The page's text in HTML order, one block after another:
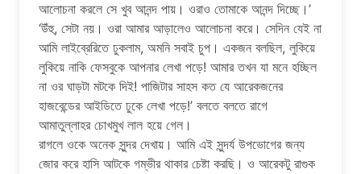
আলোচনা করলে সে খুব আনন্দ পায়। ওরাও তোমাকে আনন্দ দিচ্ছে।’
‘উঁহু, সেটা নয়। ওরা আমার আড়ালেও আলোচনা করে। সেদিন যেই না
আমি লাইব্রেরিতে ঢুকলাম, অমনি সবাই চুপ। একজন বলছিল, লুকিয়ে
লুকিয়ে নাকি ফেসবুকে আপনার লেখা পড়ে! আমার তখন যা মনে হচ্ছিল
না ওর ঘাড়টা মটকে দিই! পাজিটার সাহস কত যে আরেকজনের
হাজবেন্ডের আইডিতে ঢুকে লেখা পড়ে!’ বলতে বলতে রাগে
আমাতুল্লাহর চোখমুখ লাল হয়ে গেল।
রাগলে ওকে অনেক সুন্দর দেখায়। আমি এই সুন্দর্য উপভোগের জন্য
জোর করে হাসি আটকে গম্ভীর থাকার চেষ্টা করছি। ও আরেকটু রাগুক